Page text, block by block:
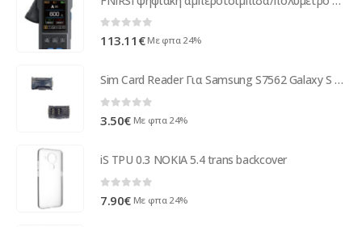
0 out of 5
113.11 € Με φπα 24%
Sim Card Reader Για Samsung S7562 Galaxy S Duos OR
0 out of 5
3.50€ Με φπα 24%
iS TPU 0.3 NOKIA 5.4 trans backcover
0out of 5
7.90€ Με φπα 24%